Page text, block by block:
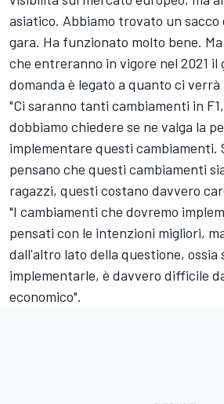
asiatico. Abbiamo trovato un
gara. Ha funzionato molto bene.
che entreranno in vigore nel 2021 il
domanda è legato a quanto ci verrà
"Ci saranno tanti cambiamenti in
dobbiamo chiedere se ne valga la
implementare questi cambiamenti.
pensano che questi cambiamenti
ragazzi, questi costano davvero
"I cambiamenti che dovremo
pensati con le intenzioni migliori,
dall'altro lato della questione, ossia
implementarle, è davvero difficile
economico".